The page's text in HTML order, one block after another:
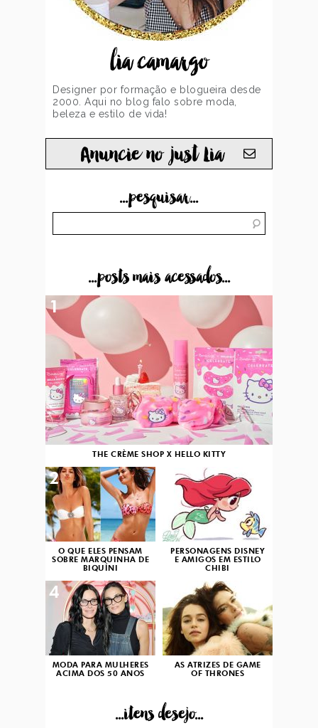
lia camargo
Designer por formação e blogueira desde
2000. Aqui no blog falo sobre moda,
beleza e estilo de vida!
Anuncie no just Lia
...pesquisar...
...posts mais acessados...
THE CRÈME SHOP X HELLO KITTY
1
O QUE ELES PENSAM
SOBRE MARQUINHA DE
BIQUÍNI
2
PERSONAGENS DISNEY
E AMIGOS EM ESTILO
CHIBI
3
MODA PARA MULHERES
ACIMA DOS 50 ANOS
4
AS ATRIZES DE GAME
OF THRONES
...itens desejo...